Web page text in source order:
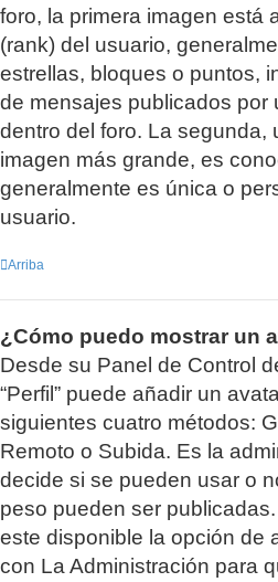
foro, la primera imagen está
(rank) del usuario,
estrellas, bloques o puntos,
de mensajes publicados por
dentro del foro. La segunda,
imagen más grande, es
generalmente es única o
usuario.
Arriba
¿Cómo puedo mostrar un
Desde su Panel de Control
“Perfil” puede añadir un
siguientes cuatro métodos:
Remoto o Subida. Es la
decide si se pueden usar o
peso pueden ser
este disponible la opción de
con La Administración para